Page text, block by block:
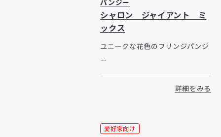
シャロン ジャイアント ミ
ックス
ユニークな花色のフリンジパンジ
ー
詳細をみる
愛好家向け